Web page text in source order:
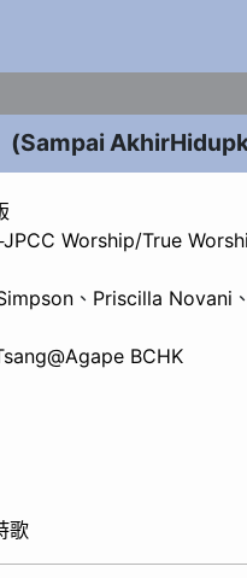
(Sampai
Worship/True
、 Priscilla Novani 、
BCHK
歌